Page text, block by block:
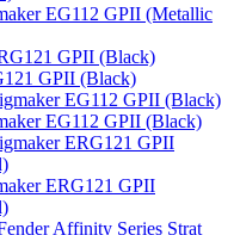
EG112 GPII (Metallic
GPII (Black)
EG112 GPII (Black)
ERG121 GPII